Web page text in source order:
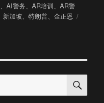
、AI警务、AR培训、AR警
新加坡、特朗普、金正恩
加
内
政
部
搜